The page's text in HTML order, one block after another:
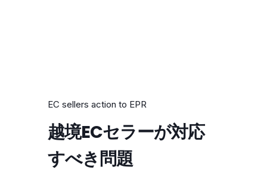
EC sellers action to EPR
越境ECセラーが対応
すべき問題